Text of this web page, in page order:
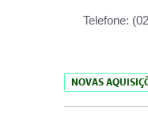
Telefone:
NOVAS